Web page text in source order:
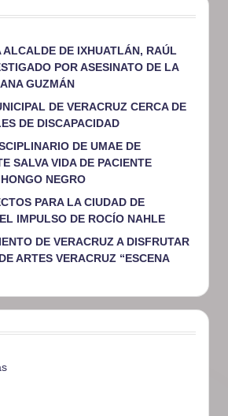
ALCALDE DE IXHUATLÁN, RAÚL
POR ASESINATO DE LA
GUZMÁN
DE VERACRUZ CERCA DE
DE DISCAPACIDAD
DE UMAE DE
SALVA VIDA DE PACIENTE
NEGRO
PARA LA CIUDAD DE
IMPULSO DE ROCÍO NAHLE
DE VERACRUZ A DISFRUTAR
ARTES VERACRUZ “ESCENA